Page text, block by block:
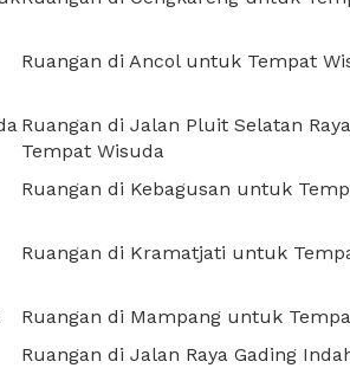
Ruangan di Ancol untuk Tempat
Ruangan di Jalan Pluit Selatan
Tempat Wisuda
Ruangan di Kebagusan untuk
Ruangan di Kramatjati untuk
Ruangan di Mampang untuk
Ruangan di Jalan Raya Gading